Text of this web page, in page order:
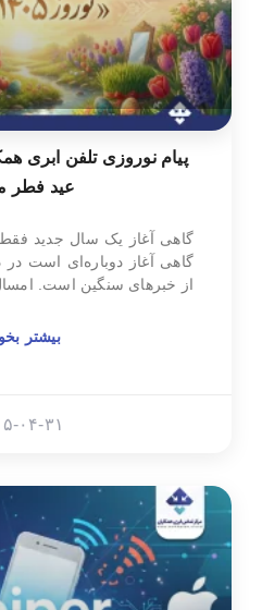
عید فطر
گاهی آغاز یک سال جدید فقط
گاهی آغاز دوباره‌ای است در
از خبرهای سنگین است.
بیشتر
۱۴۰۵-